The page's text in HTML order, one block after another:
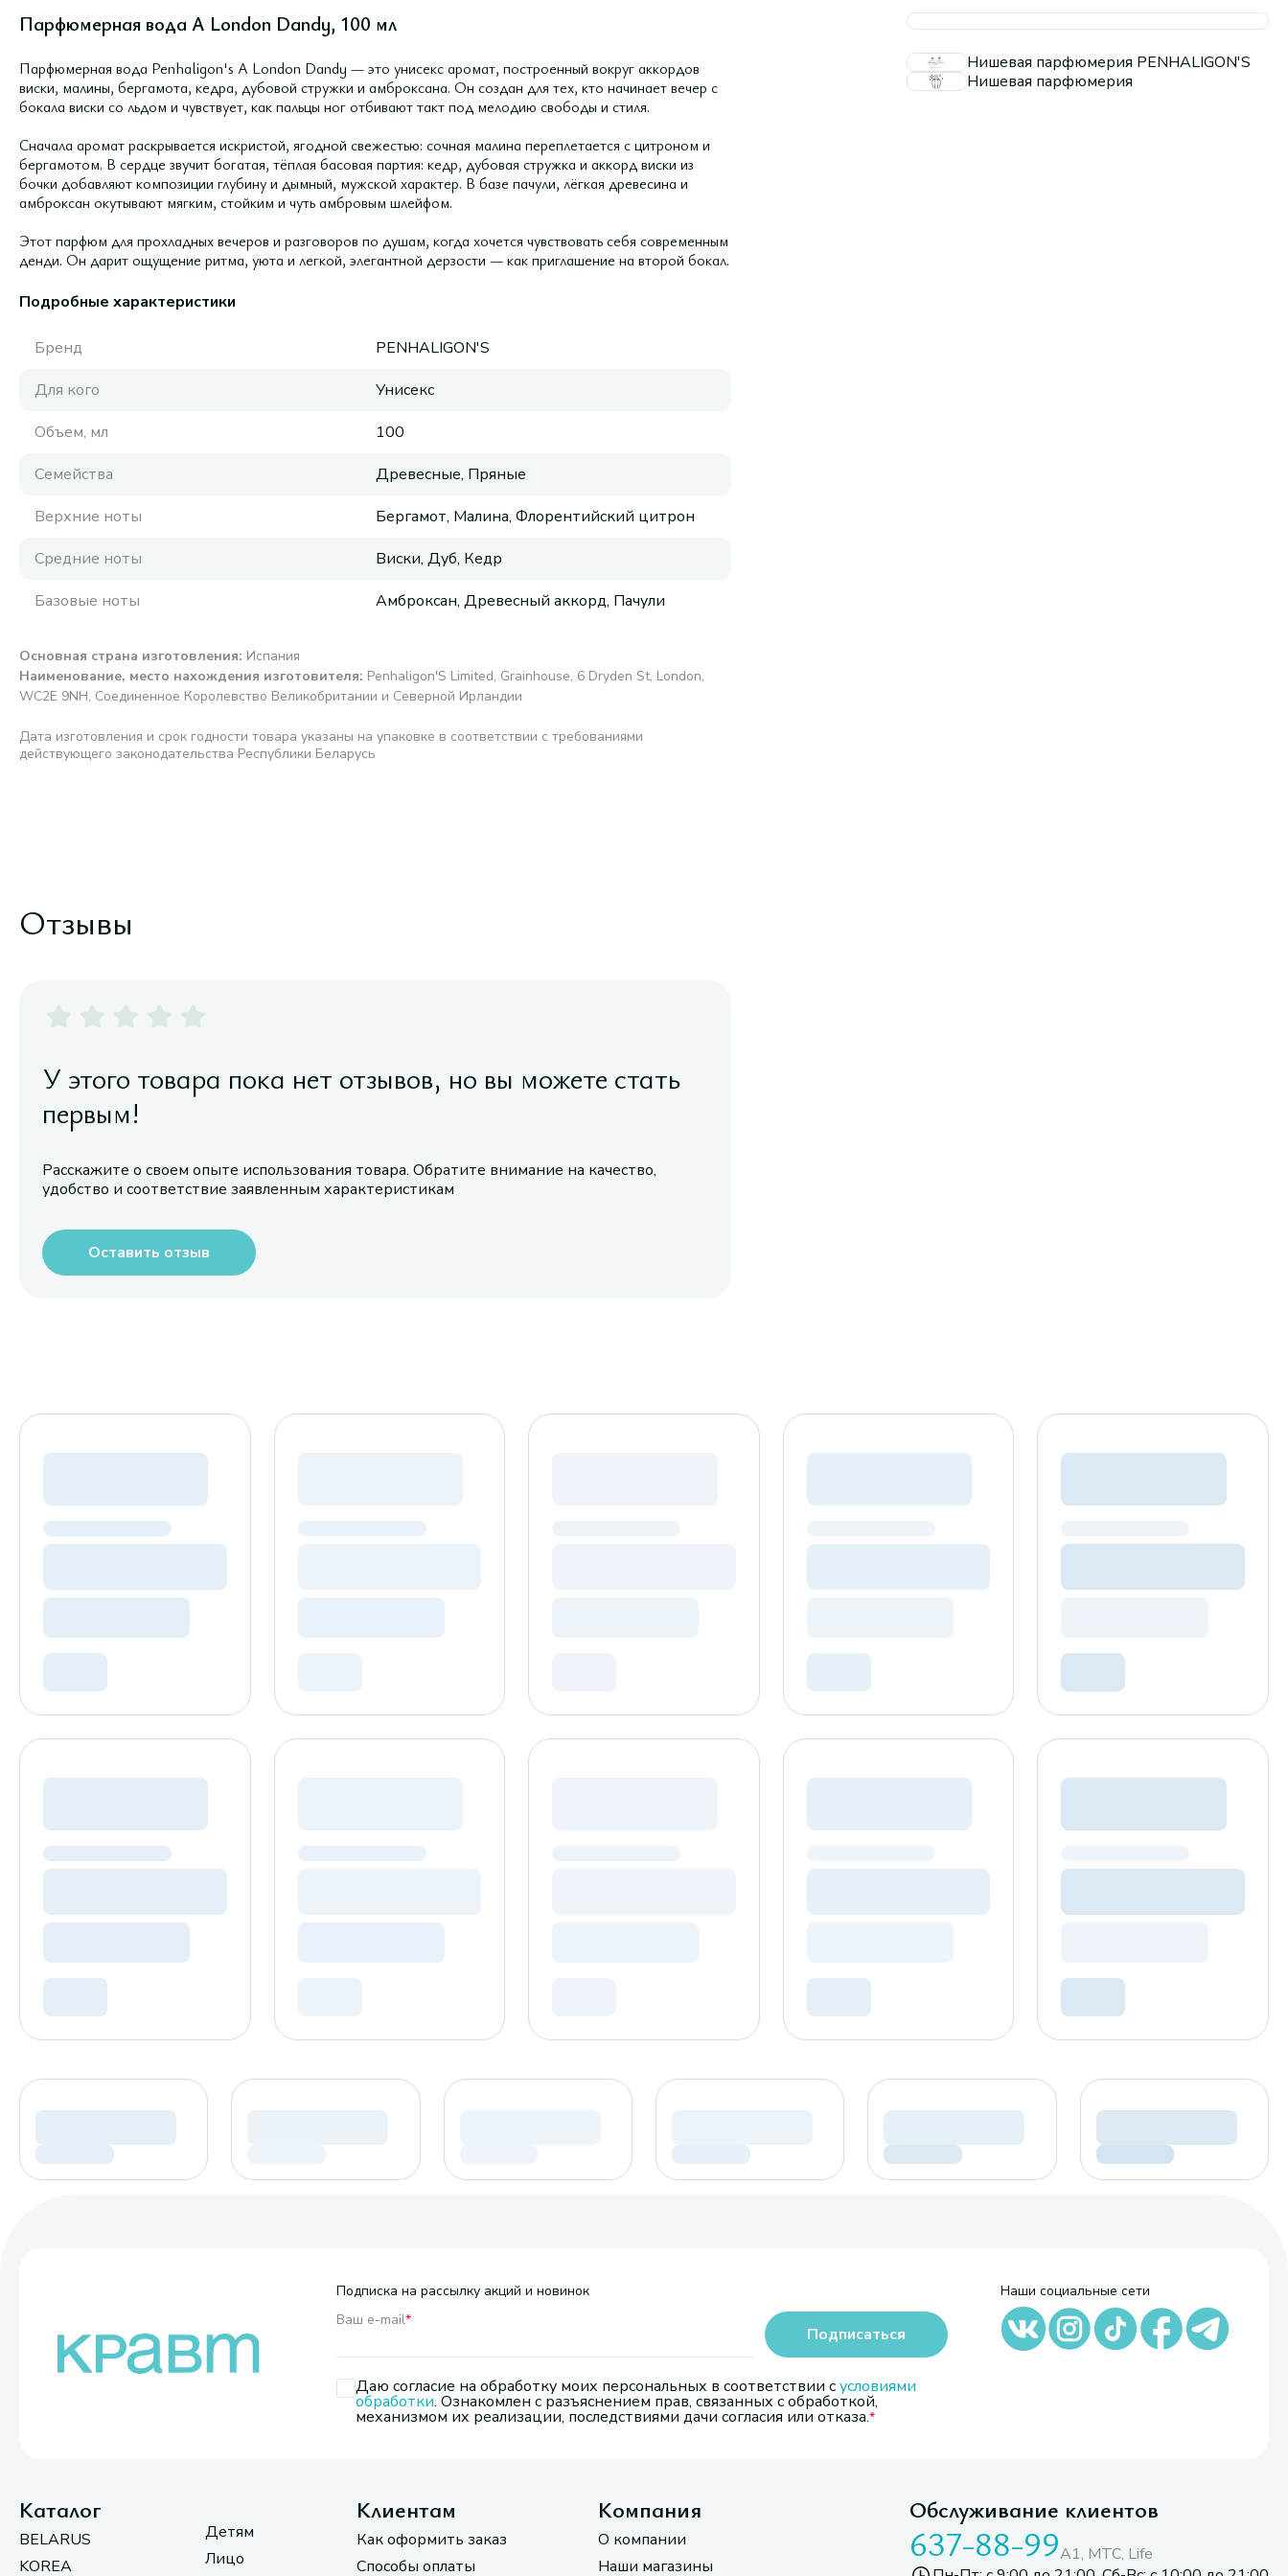
Парфюмерная вода A London Dandy, 100 мл
Парфюмерная вода Penhaligon's A London Dandy — это унисекс аромат, построенный вокруг аккордов
виски, малины, бергамота, кедра, дубовой стружки и амброксана. Он создан для тех, кто начинает вечер с
бокала виски со льдом и чувствует, как пальцы ног отбивают такт под мелодию свободы и стиля.
Сначала аромат раскрывается искристой, ягодной свежестью: сочная малина переплетается с цитроном и
бергамотом. В сердце звучит богатая, тёплая басовая партия: кедр, дубовая стружка и аккорд виски из
бочки добавляют композиции глубину и дымный, мужской характер. В базе пачули, лёгкая древесина и
амброксан окутывают мягким, стойким и чуть амбровым шлейфом.
Этот парфюм для прохладных вечеров и разговоров по душам, когда хочется чувствовать себя современным
денди. Он дарит ощущение ритма, уюта и легкой, элегантной дерзости — как приглашение на второй бокал.
Подробные характеристики
Бренд
PENHALIGON'S
Для кого
Унисекс
Объем, мл
100
Семейства
Древесные, Пряные
Верхние ноты
Бергамот, Малина, Флорентийский цитрон
Средние ноты
Виски, Дуб, Кедр
Базовые ноты
Амброксан, Древесный аккорд, Пачули
Основная страна изготовления: Испания
Наименование, место нахождения изготовителя: Penhaligon′S Limited, Grainhouse, 6 Dryden St, London,
WC2E 9NH, Соединенное Королевство Великобритании и Северной Ирландии
Дата изготовления и срок годности товара указаны на упаковке в соответствии с требованиями
действующего законодательства Республики Беларусь
Нишевая парфюмерия PENHALIGON'S
Нишевая парфюмерия
Отзывы
У этого товара пока нет отзывов, но вы можете стать
первым!
Расскажите о своем опыте использования товара. Обратите внимание на качество,
удобство и соответствие заявленным характеристикам
Оставить отзыв
Подписка на рассылку акций и новинок
Ваш e-mail*
Даю согласие на обработку моих персональных в соответствии сусловиями
обработки. Ознакомлен с разъяснением прав, связанных с обработкой,
механизмом их реализации, последствиями дачи согласия или отказа.
Подписаться
Наши социальные сети
Каталог
BELARUS
KOREA
Детям
Лицо
Клиентам
Как оформить заказ
Способы оплаты
Компания
О компании
Наши магазины
Обслуживание клиентов
637-88-99A1, МТС, Life